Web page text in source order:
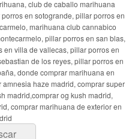
club de caballo marihuana
en sotogrande, pillar porros en
marihuana club cannabico
pillar porros en san blas,
villa de vallecas, pillar porros en
de los reyes, pillar porros en
donde comprar marihuana en
haze madrid, comprar super
madrid,comprar og kush madrid,
comprar marihuana de exterior en